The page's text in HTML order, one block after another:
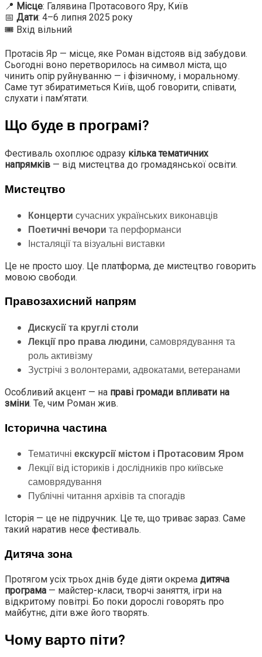
📍 Місце: Галявина Протасового Яру, Київ
📅 Дати: 4–6 липня 2025 року
🎟 Вхід вільний
Протасів Яр — місце, яке Роман відстояв від забудови.
Сьогодні воно перетворилось на символ міста, що
чинить опір руйнуванню — і фізичному, і моральному.
Саме тут збиратиметься Київ, щоб говорити, співати,
слухати і пам’ятати.
Що буде в програмі?
Фестиваль охоплює одразу кілька тематичних
напрямків — від мистецтва до громадянської освіти.
Мистецтво
Концерти сучасних українських виконавців
Поетичні вечори та перформанси
Інсталяції та візуальні виставки
Це не просто шоу. Це платформа, де мистецтво говорить
мовою свободи.
Правозахисний напрям
Дискусії та круглі столи
Лекції про права людини, самоврядування та
роль активізму
Зустрічі з волонтерами, адвокатами, ветеранами
Особливий акцент — на праві громади впливати на
зміни. Те, чим Роман жив.
Історична частина
Тематичні екскурсії містом і Протасовим Яром
Лекції від істориків і дослідників про київське
самоврядування
Публічні читання архівів та спогадів
Історія — це не підручник. Це те, що триває зараз. Саме
такий наратив несе фестиваль.
Дитяча зона
Протягом усіх трьох днів буде діяти окрема дитяча
програма — майстер-класи, творчі заняття, ігри на
відкритому повітрі. Бо поки дорослі говорять про
майбутнє, діти вже його творять.
Чому варто піти?